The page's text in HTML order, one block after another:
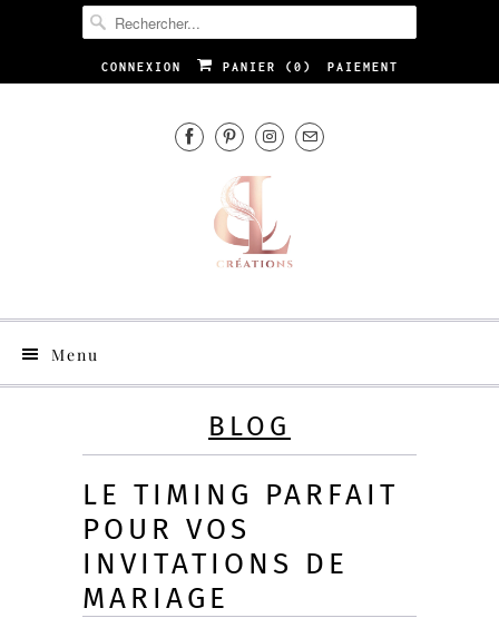
CONNEXION PANIER ( 0 ) PAIEMENT
Menu
BLOG
LE TIMING PARFAIT
POUR VOS
INVITATIONS DE
MARIAGE